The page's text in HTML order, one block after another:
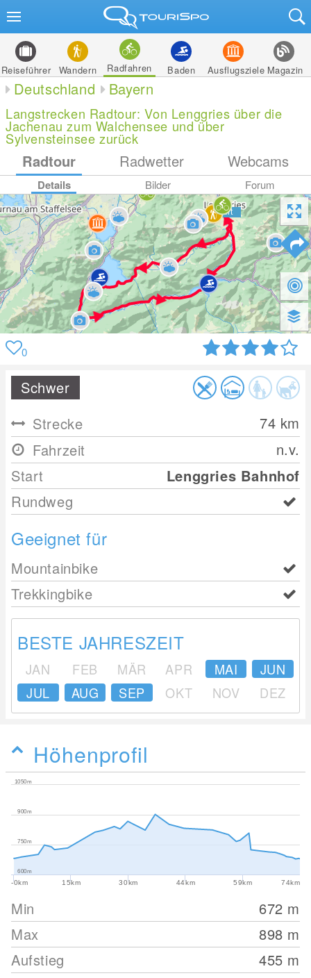
Reiseführer Wandern Radfahren Baden Ausflugsziele Magazin
Deutschland Bayern
Langstrecken Radtour: Von Lenggries über die
Jachenau zum Walchensee und über
Sylvensteinsee zurück
Radtour Radwetter Webcams
Details Bilder Forum
0
Schwer
Strecke
74 km
Fahrzeit
n.v.
Start
Lenggries Bahnhof
Rundweg
Geeignet für
Mountainbike
Trekkingbike
BESTE JAHRESZEIT
JAN FEB MÄR APR MAI
JUN
JUL
AUG SEP OKT NOV DEZ
Höhenprofil
-0km 15km 30km 44km 59km 74km
600m
750m
900m
1050m
Min 672 m
Max
898 m
Aufstieg
455 m